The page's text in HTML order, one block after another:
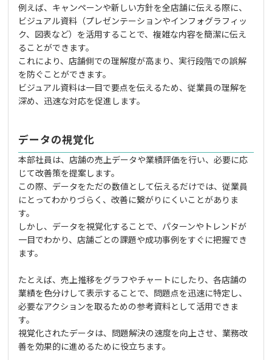
例えば、キャンペーンや新しい方針を全店舗に伝える際に、
ビジュアル資料（プレゼンテーションやインフォグラフィッ
ク、図表など）を活用することで、複雑な内容を簡潔に伝え
ることができます。
これにより、店舗側での理解度が高まり、実行段階での誤解
を防ぐことができます。
ビジュアル資料は一目で要点を伝えるため、従業員の理解を
深め、迅速な対応を促進します。
データの視覚化
本部社員は、店舗の売上データや業績評価を行い、必要に応
じて改善策を提案します。
この際、データをただの数値として伝えるだけでは、従業員
にとってわかりづらく、改善に繋がりにくいことがありま
す。
しかし、データを視覚化することで、パターンやトレンドが
一目でわかり、店舗ごとの課題や成功事例をすぐに把握でき
ます。
たとえば、売上推移をグラフやチャートにしたり、各店舗の
業績を色分けして表示することで、問題点を迅速に特定し、
必要なアクションを取るための参考資料として活用できま
す。
視覚化されたデータは、問題解決の速度を向上させ、業務改
善を効果的に進めるために役立ちます。